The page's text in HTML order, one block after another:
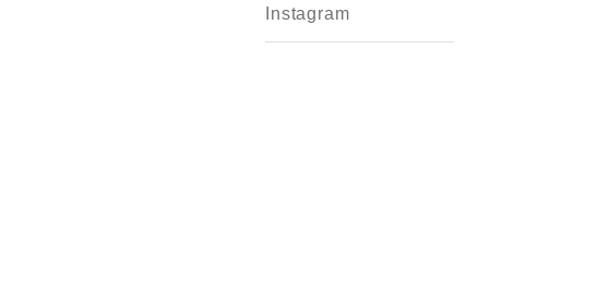
Instagram